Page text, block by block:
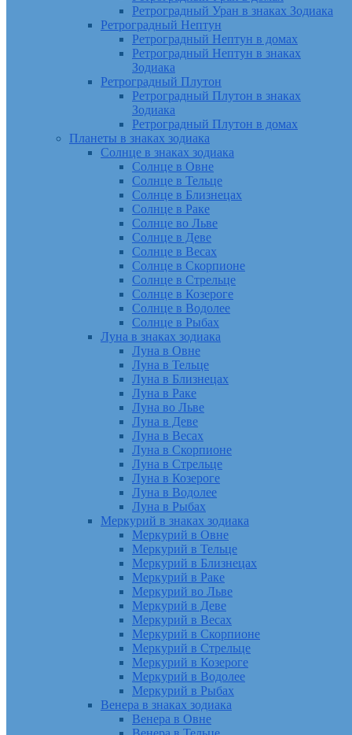
Ретроградный Уран в знаках Зодиака
Ретроградный Нептун
Ретроградный Нептун в домах
Ретроградный Нептун в знаках
Зодиака
Ретроградный Плутон
Ретроградный Плутон в знаках
Зодиака
Ретроградный Плутон в домах
Планеты в знаках зодиака
Солнце в знаках зодиака
Солнце в Овне
Солнце в Тельце
Солнце в Близнецах
Солнце в Раке
Солнце во Льве
Солнце в Деве
Солнце в Весах
Солнце в Скорпионе
Солнце в Стрельце
Солнце в Козероге
Солнце в Водолее
Солнце в Рыбах
Луна в знаках зодиака
Луна в Овне
Луна в Тельце
Луна в Близнецах
Луна в Раке
Луна во Льве
Луна в Деве
Луна в Весах
Луна в Скорпионе
Луна в Стрельце
Луна в Козероге
Луна в Водолее
Луна в Рыбах
Меркурий в знаках зодиака
Меркурий в Овне
Меркурий в Тельце
Меркурий в Близнецах
Меркурий в Раке
Меркурий во Льве
Меркурий в Деве
Меркурий в Весах
Меркурий в Скорпионе
Меркурий в Стрельце
Меркурий в Козероге
Меркурий в Водолее
Меркурий в Рыбах
Венера в знаках зодиака
Венера в Овне